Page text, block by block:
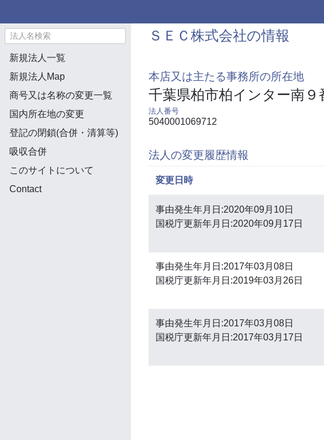
新規法人一覧
新規法人Map
商号又は名称の変更一覧
国内所在地の変更
登記の閉鎖(合併・清算等)
吸収合併
このサイトについて
Contact
ＳＥＣ株式会社の情報
本店又は主たる事務所の所在地
千葉県柏市柏インター南９
法人番号
5040001069712
法人の変更履歴情報
変更日時
事由発生年月日:2020年09月10日
国税庁更新年月日:2020年09月17日
事由発生年月日:2017年03月08日
国税庁更新年月日:2019年03月26日
事由発生年月日:2017年03月08日
国税庁更新年月日:2017年03月17日